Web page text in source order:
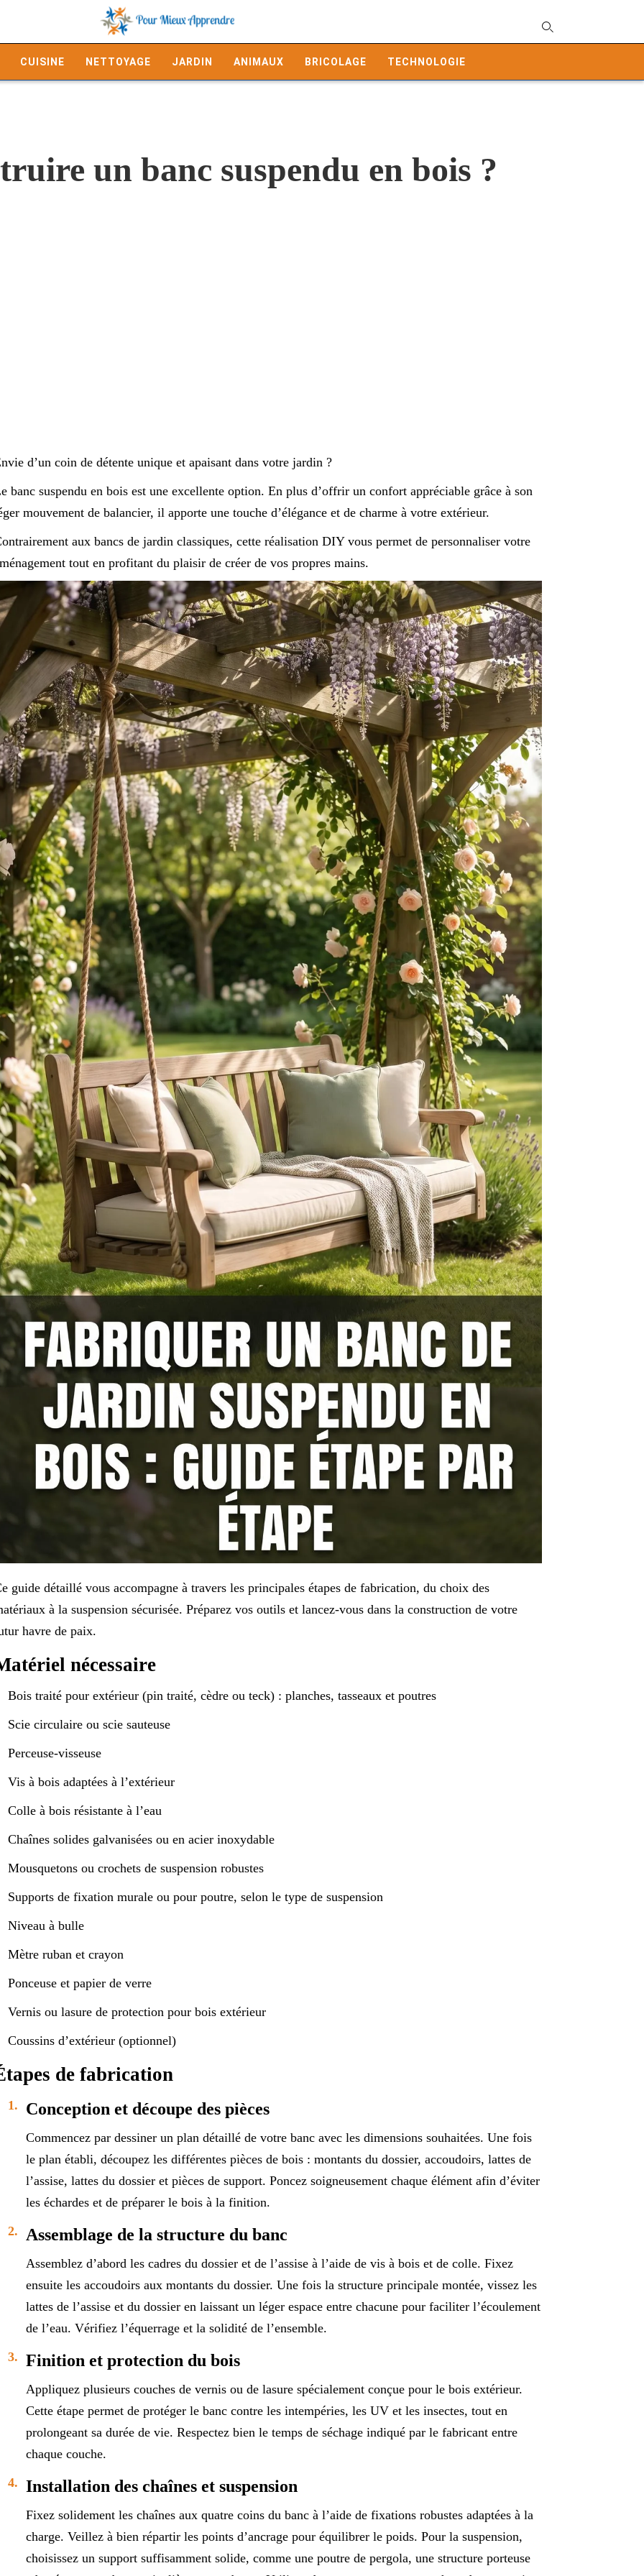
CUISINE NETTOYAGE JARDIN ANIMAUX BRICOLAGE TECHNOLOGIE
un banc suspendu en bois ?
d’un coin de détente unique et apaisant dans votre jardin ?
banc suspendu en bois est une excellente option. En plus d’offrir un confort appréciable grâce à son
mouvement de balancier, il apporte une touche d’élégance et de charme à votre extérieur.
aux bancs de jardin classiques, cette réalisation DIY vous permet de personnaliser votre
tout en profitant du plaisir de créer de vos propres mains.
guide détaillé vous accompagne à travers les principales étapes de fabrication, du choix des
à la suspension sécurisée. Préparez vos outils et lancez-vous dans la construction de votre
havre de paix.
nécessaire
Bois traité pour extérieur (pin traité, cèdre ou teck) : planches, tasseaux et poutres
Scie circulaire ou scie sauteuse
Perceuse-visseuse
Vis à bois adaptées à l’extérieur
Colle à bois résistante à l’eau
Chaînes solides galvanisées ou en acier inoxydable
Mousquetons ou crochets de suspension robustes
Supports de fixation murale ou pour poutre, selon le type de suspension
Niveau à bulle
Mètre ruban et crayon
Ponceuse et papier de verre
Vernis ou lasure de protection pour bois extérieur
Coussins d’extérieur (optionnel)
de fabrication
Conception et découpe des pièces
Commencez par dessiner un plan détaillé de votre banc avec les dimensions souhaitées. Une fois
le plan établi, découpez les différentes pièces de bois : montants du dossier, accoudoirs, lattes de
l’assise, lattes du dossier et pièces de support. Poncez soigneusement chaque élément afin d’éviter
les échardes et de préparer le bois à la finition.
Assemblage de la structure du banc
Assemblez d’abord les cadres du dossier et de l’assise à l’aide de vis à bois et de colle. Fixez
ensuite les accoudoirs aux montants du dossier. Une fois la structure principale montée, vissez les
lattes de l’assise et du dossier en laissant un léger espace entre chacune pour faciliter l’écoulement
de l’eau. Vérifiez l’équerrage et la solidité de l’ensemble.
Finition et protection du bois
Appliquez plusieurs couches de vernis ou de lasure spécialement conçue pour le bois extérieur.
Cette étape permet de protéger le banc contre les intempéries, les UV et les insectes, tout en
prolongeant sa durée de vie. Respectez bien le temps de séchage indiqué par le fabricant entre
chaque couche.
Installation des chaînes et suspension
Fixez solidement les chaînes aux quatre coins du banc à l’aide de fixations robustes adaptées à la
charge. Veillez à bien répartir les points d’ancrage pour équilibrer le poids. Pour la suspension,
choisissez un support suffisamment solide, comme une poutre de pergola, une structure porteuse